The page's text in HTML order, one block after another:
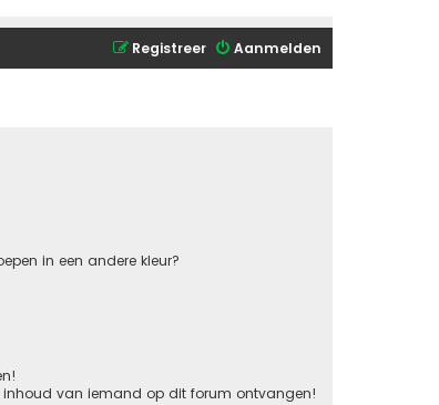
Aanmelden
Registreer
in een andere kleur?
van iemand op dit forum ontvangen!